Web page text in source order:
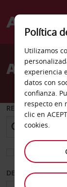
Welcome
AvisAlquiler
RECOGER EN
Elegir otra
DESDE
Política
Utilizamos
experiencia
datos con
confianza.
respecto en
clic en
cookies.